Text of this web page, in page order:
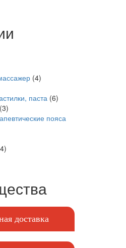
(4)
паста (6)
(3)
пояса
доставка